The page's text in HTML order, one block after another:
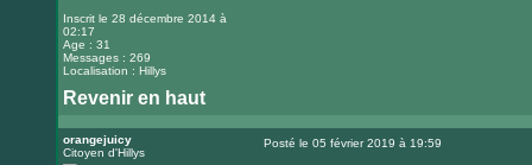
Inscrit le 28 décembre 2014 à
02:17
Age : 31
Messages : 269
Localisation : Hillys
Revenir en haut
orangejuicy
Citoyen d'Hillys
Posté le 05 février 2019 à 19:59